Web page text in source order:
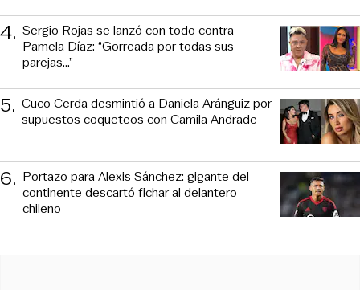
4. Sergio Rojas se lanzó con todo contra
Pamela Díaz: “Gorreada por todas sus
parejas…”
5. Cuco Cerda desmintió a Daniela Aránguiz por
supuestos coqueteos con Camila Andrade
6. Portazo para Alexis Sánchez: gigante del
continente descartó fichar al delantero
chileno